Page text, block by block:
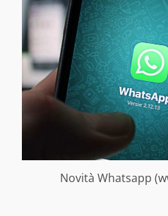
Novità Whatsapp